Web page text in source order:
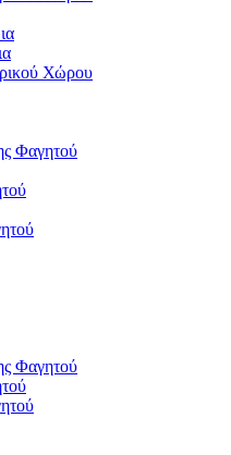
Χώρου
Φαγητού
Φαγητού